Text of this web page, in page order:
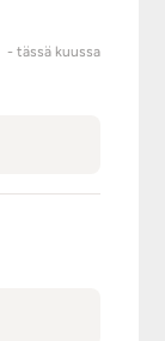
- tässä kuussa